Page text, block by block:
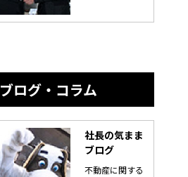
ブログ・コラム
社長の気まま
ブログ
不動産に関する